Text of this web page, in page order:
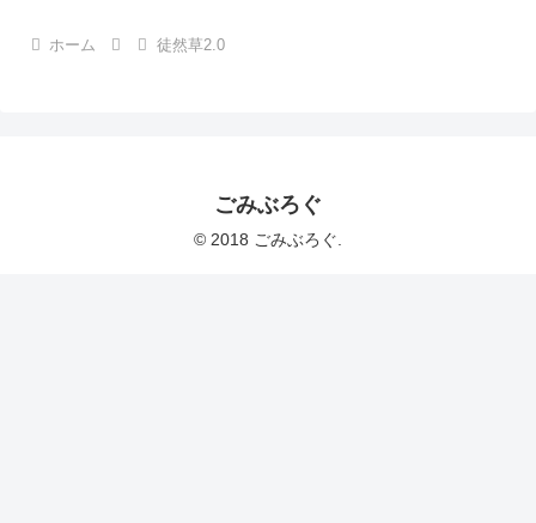
ホーム 徒然草2.0
ごみぶろぐ
© 2018 ごみぶろぐ.